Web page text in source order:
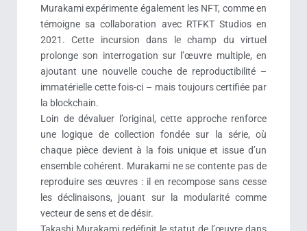
Murakami expérimente également les NFT, comme en
témoigne sa collaboration avec RTFKT Studios en
2021. Cette incursion dans le champ du virtuel
prolonge son interrogation sur l’œuvre multiple, en
ajoutant une nouvelle couche de reproductibilité –
immatérielle cette fois-ci – mais toujours certifiée par
la blockchain.
Loin de dévaluer l’original, cette approche renforce
une logique de collection fondée sur la série, où
chaque pièce devient à la fois unique et issue d’un
ensemble cohérent. Murakami ne se contente pas de
reproduire ses œuvres : il en recompose sans cesse
les déclinaisons, jouant sur la modularité comme
vecteur de sens et de désir.